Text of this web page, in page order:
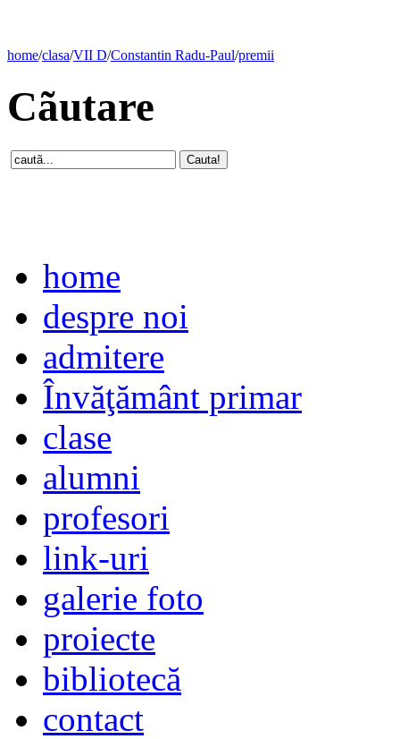
home/clasa/VII D/Constantin Radu-Paul/premii
Cãutare
home
despre noi
admitere
Învăţământ primar
clase
alumni
profesori
link-uri
galerie foto
proiecte
bibliotecă
contact